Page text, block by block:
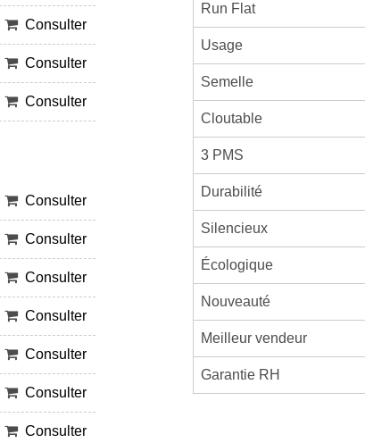
Consulter
Consulter
Consulter
Consulter
Consulter
Consulter
Consulter
Consulter
Consulter
Consulter
Run Flat
Usage
Semelle
Cloutable
3 PMS
Durabilité
Silencieux
Écologique
Nouveauté
Meilleur vendeur
Garantie RH